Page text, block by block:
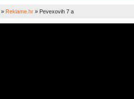
» Reklame.hr » Pevexovih 7 a